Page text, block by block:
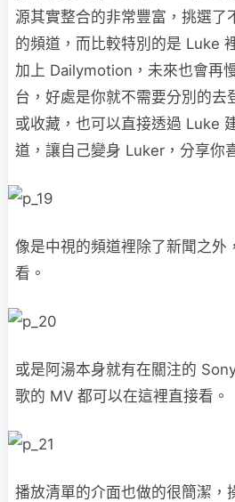
源其實整合的非常豐富，挑選了
的頻道，而比較特別的是 Luke
加上 Dailymotion，未來也會再
台，好處是你就不需要分別的去
或收藏，也可以直接透過 Luke
道，讓自己變身 Luker，分享你
像是中視的頻道裡除了新聞之外
看。
或是阿湯本身就有在關注的
歌的 MV 都可以在這裡直接看。
播放清單的介面也做的很簡潔，